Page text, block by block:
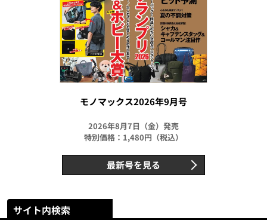
モノマックス2026年9月号
2026年8月7日（金）発売
特別価格：1,480円（税込）
最新号を見る
サイト内検索